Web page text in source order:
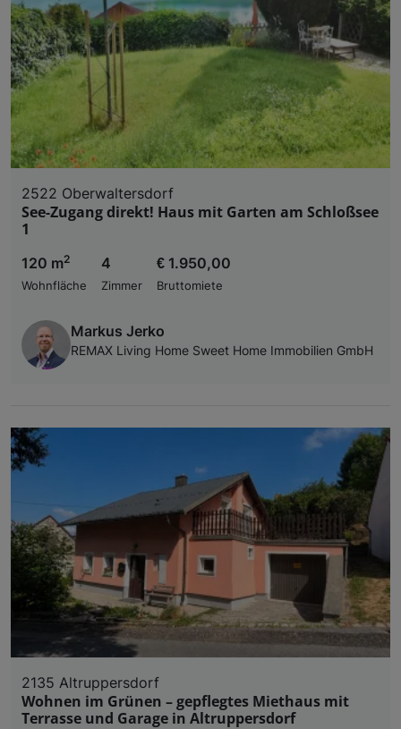
2522 Oberwaltersdorf
See-Zugang direkt! Haus mit Garten am Schloßsee
1
120 m2
Wohnfläche
4
Zimmer
€ 1.950,00
Bruttomiete
Markus Jerko
REMAX Living Home Sweet Home Immobilien GmbH
2135 Altruppersdorf
Wohnen im Grünen – gepflegtes Miethaus mit
Terrasse und Garage in Altruppersdorf